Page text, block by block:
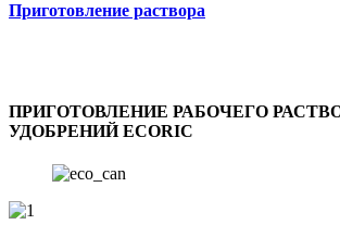
Приготовление раствора
ПРИГОТОВЛЕНИЕ РАБОЧЕГО
УДОБРЕНИЙ ECORIC